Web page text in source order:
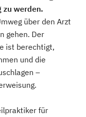
zu werden.
über den Arzt
gehen. Der
ist berechtigt,
und die
–
für